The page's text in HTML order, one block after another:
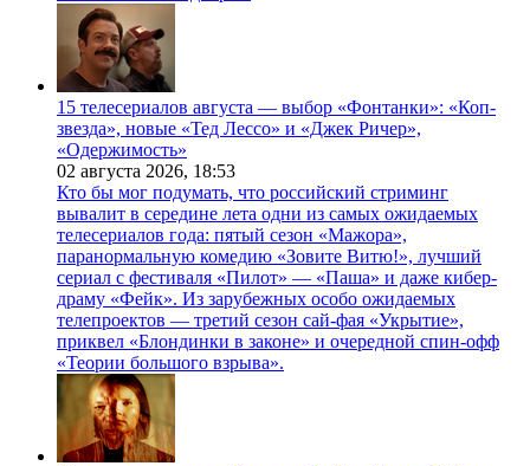
15 телесериалов августа — выбор «Фонтанки»: «Коп-
звезда», новые «Тед Лессо» и «Джек Ричер»,
«Одержимость»
02 августа 2026, 18:53
Кто бы мог подумать, что российский стриминг
вывалит в середине лета одни из самых ожидаемых
телесериалов года: пятый сезон «Мажора»,
паранормальную комедию «Зовите Витю!», лучший
сериал с фестиваля «Пилот» — «Паша» и даже кибер-
драму «Фейк». Из зарубежных особо ожидаемых
телепроектов — третий сезон сай-фая «Укрытие»,
приквел «Блондинки в законе» и очередной спин-офф
«Теории большого взрыва».